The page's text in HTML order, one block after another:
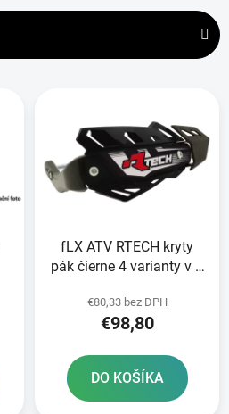
fLX ATV RTECH kryty
pák čierne 4 varianty v 1
priemer kužeľa 14 a 18
mm
€80,33 bez DPH
€98,80
DO KOŠÍKA